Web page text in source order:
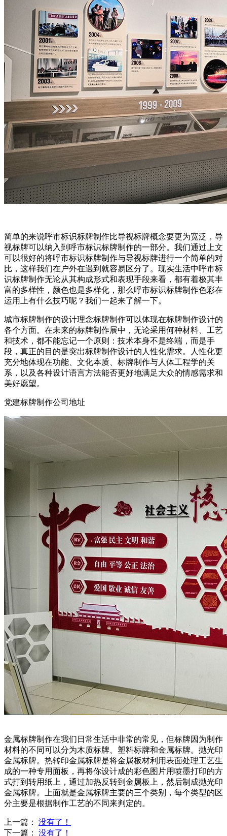
简单的来说呼市标识标牌制作比导视标牌概念要更为宽泛，导
视标牌可以纳入到呼市标识标牌制作的一部分。我们通过上文
可以很好的将呼市标识标牌制作与导视标牌进行一个简单的对
比，这样我们在户外在遇到就容易区分了。现实生活中呼市标
识标牌制作无论从其构成形式和表现手段来看，都有着极其丰
富的多样性，颜色也是多样化，那么呼市标识标牌制作色彩在
运用上有什么技巧呢？我们一起来了解一下。
城市标牌制作的设计理念标牌制作可以体现在标牌制作设计的
各个方面。在未来的标牌制作展中，无论采用何种材料、工艺
和技术，都不能忘记一个原则：技术本身不是终端，而是手
段，真正的目的是突出标牌制作设计的人性化需求。人性化更
充分地体现在功能、文化本质、标牌制作与人体工程学的关
系，以及各种设计语言方法能否更好地满足大众的情感需求和
美好愿望。
党建标牌制作公司地址
金属标牌制作在我们日常生活中非常的常见，但标牌因为制作
材料的不同可以分为木质标牌、塑料标牌和金属标牌。抛光印
金属标牌。热转印金属标牌是将金属板材利用表面处理工艺生
成的一种专用面板，再将你设计成的彩色图片用喷墨打印的方
式打到转用纸上，通过加热反转到金属板上，然后制成抛光印
金属标牌。上面就是金属标牌主要的三个类别，每个类型的区
分主要是根据制作工艺的不同来判定的。
上一篇： 没有了！
下一篇： 没有了！